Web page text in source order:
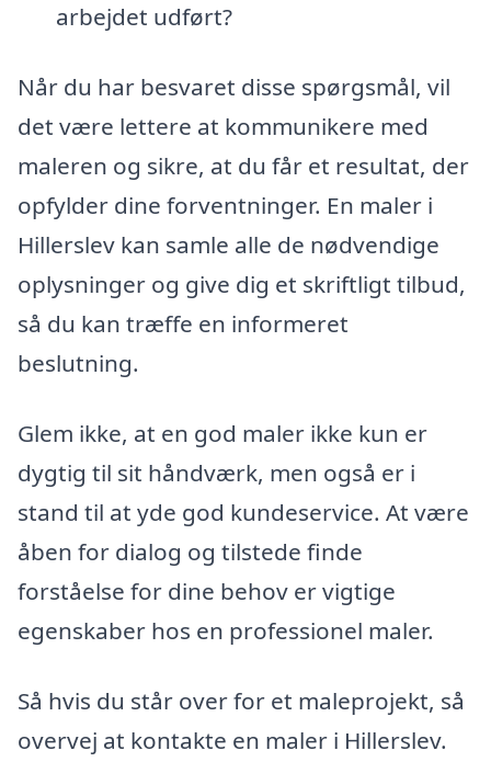
arbejdet udført?
Når du har besvaret disse spørgsmål, vil
det være lettere at kommunikere med
maleren og sikre, at du får et resultat, der
opfylder dine forventninger. En maler i
Hillerslev kan samle alle de nødvendige
oplysninger og give dig et skriftligt tilbud,
så du kan træffe en informeret
beslutning.
Glem ikke, at en god maler ikke kun er
dygtig til sit håndværk, men også er i
stand til at yde god kundeservice. At være
åben for dialog og tilstede finde
forståelse for dine behov er vigtige
egenskaber hos en professionel maler.
Så hvis du står over for et maleprojekt, så
overvej at kontakte en maler i Hillerslev.